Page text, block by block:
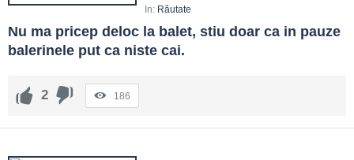
In: Răutate
Nu ma pricep deloc la balet, stiu doar ca in pauze
balerinele put ca niste cai.
2 186